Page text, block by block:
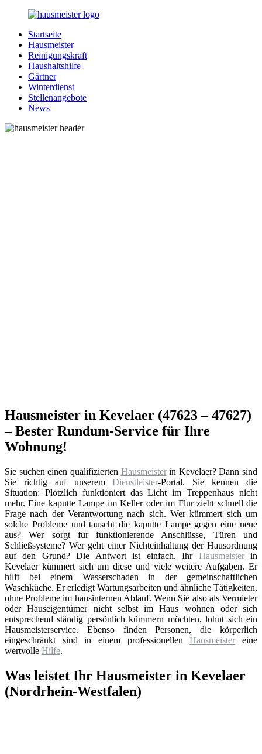
Zurück
Inhalt
Hausmeister.de
Alles
rund
Ihren
Haushalt
Startseite
Hausmeister
Reinigungskraft
Haushaltshilfe
Gärtner
Winterdienst
Stellenangebote
News
Hausmeister in Kevelaer (47623 – 47627)
– Bester Rundum-Service für Ihre
Wohnung!
Sie suchen einen qualifizierten Hausmeisterin Kevelaer? Dann sind
Sie richtig auf unseremDienstleister-Portal. Sie kennen die
Situation: Plötzlich funktioniert das Licht im Treppenhaus nicht
mehr. Eine kaputte Lampe im Keller oder im Flur zieht schnell die
Frage nach der Verantwortung nach sich. Wer kümmert sich um
solche Probleme und tauscht die kaputte Lampe gegen eine neue
aus? Wer sorgt für funktionierende Anschlüsse, Türen und
Schließsysteme? Wer geht einer Nichteinhaltung der Hausordnung
auf den Grund? Die Antwort ist einfach. Ihr Hausmeisterin
Kevelaer kümmert sich um diese und viele weitere Aufgaben. Er
hilft bei einem Wasserschaden in der gemeinschaftlichen
Waschküche. Er erledigt Wartungsarbeiten und ähnliche Tätigkeiten,
ohne Probleme im hausinternen Ablauf. Wenn Sie also als Vermieter
oder Hauseigentümer nicht selbst im Haus wohnen oder sich
entsprechend ständig persönlich kümmern möchten, lohnt sich ein
Hausmeisterservice. Ebenso finden Personen, die körperlich
eingeschränkt sind in einem professionellenHausmeister eine
wertvolle Hilfe.
Was leistet Ihr Hausmeister in Kevelaer
(Nordrhein-Westfalen)